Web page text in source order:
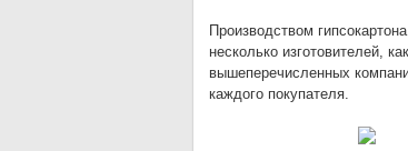
Производством
несколько изготовителей,
вышеперечисленных
каждого покупателя.